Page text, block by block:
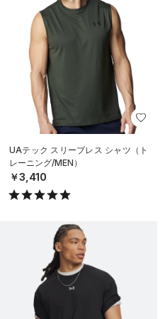
UAテック スリーブレス シャツ（ト
レーニング/MEN）
￥3,410